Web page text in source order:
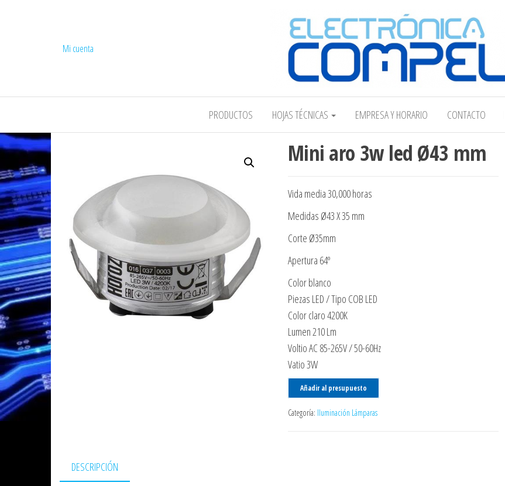
COMPEL Electrónica COMPEL
Mi cuenta
PRODUCTOS HOJAS TÉCNICAS EMPRESA Y HORARIO CONTACTO
Mini aro 3w led Ø43 mm
Vida media 30,000 horas
Medidas Ø43 X 35 mm
Corte Ø35mm
Apertura 64º
Color blanco
Piezas LED / Tipo COB LED
Color claro 4200K
Lumen 210 Lm
Voltio AC 85-265V / 50-60Hz
Vatio 3W
Añadir al presupuesto
Categoría: Iluminación Lámparas
DESCRIPCIÓN